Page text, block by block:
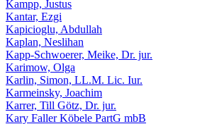
Kampp, Justus
Kantar, Ezgi
Kapicioglu, Abdullah
Kaplan, Neslihan
Kapp-Schwoerer, Meike, Dr. jur.
Karimow, Olga
Karlin, Simon, LL.M. Lic. Iur.
Karmeinsky, Joachim
Karrer, Till Götz, Dr. jur.
Kary Faller Köbele PartG mbB